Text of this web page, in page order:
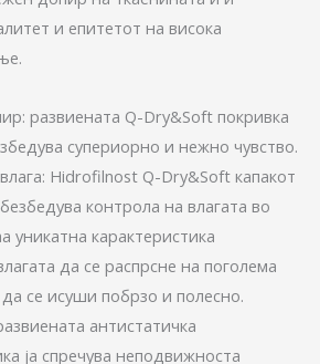
и епитетот на висока
развиената Q-Dry&Soft покривка
супериорно и нежно чувство.
Hidrofilnost Q-Dry&Soft капакот
контрола на влагата во
уникатна карактеристика
да се распрсне на поголема
се исуши побрзо и полесно.
антистатичка
ја спречува неподвижноста